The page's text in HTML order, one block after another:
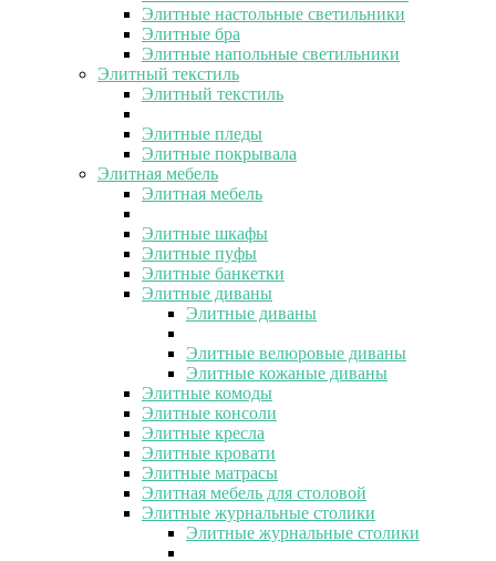
Элитные настольные светильники
Элитные бра
Элитные напольные светильники
Элитный текстиль
Элитный текстиль
Элитные пледы
Элитные покрывала
Элитная мебель
Элитная мебель
Элитные шкафы
Элитные пуфы
Элитные банкетки
Элитные диваны
Элитные диваны
Элитные велюровые диваны
Элитные кожаные диваны
Элитные комоды
Элитные консоли
Элитные кресла
Элитные кровати
Элитные матрасы
Элитная мебель для столовой
Элитные журнальные столики
Элитные журнальные столики